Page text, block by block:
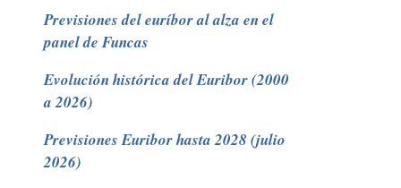
Previsiones del euríbor al alza en el
panel de Funcas
Evolución histórica del Euribor (2000
a 2026)
Previsiones Euribor hasta 2028 (julio
2026)